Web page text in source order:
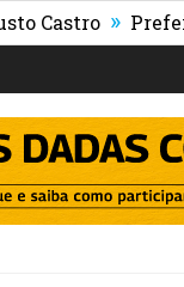
» Prefeitura